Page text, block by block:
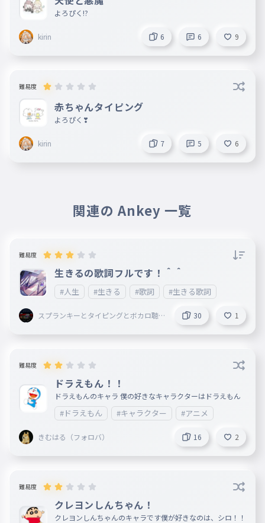
よろぴく⁉️
kirin 6 6 9
難易度
赤ちゃんタイピング
よろぴく❣
kirin 7 5 6
関連の Ankey 一覧
難易度
生きるの歌詞フルです！＾＾
#人生 #生きる #歌詞 #生きる歌詞
スプランキーとタイピングとボカロ聴
30 1
難易度
ドラえもん！！
ドラえもんのキャラ 僕の好きなキャラクターはドラえもん
#ドラえもん #キャラクター #アニメ
きむはる（フォロバ） 16 2
難易度
クレヨンしんちゃん！
クレヨンしんちゃんのキャラです僕が好きなのは、シロ！！